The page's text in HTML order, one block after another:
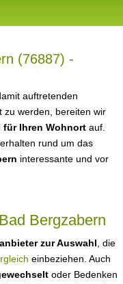
(76887) -
auftretenden
zu werden, bereiten wir
für Ihren Wohnort auf.
rund um das
interessante und vor
Bergzabern
zur Auswahl , die
einbeziehen. Auch
oder Bedenken